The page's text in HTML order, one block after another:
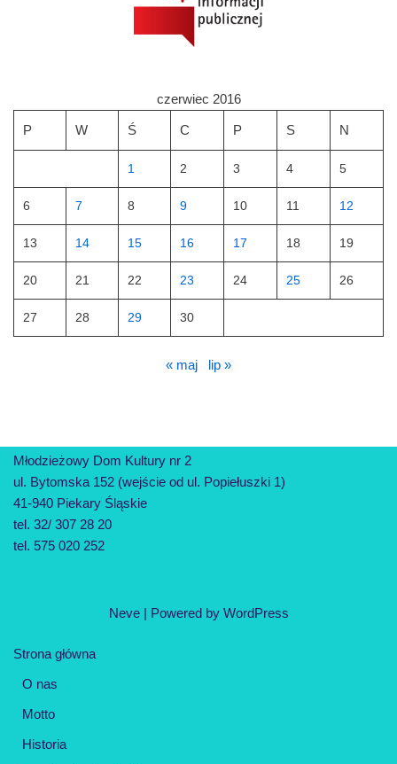
czerwiec 2016
P W Ś C P S N
1 2 3 4 5
6 7 8 9 10 11 12
13 14 15 16 17 18 19
20 21 22 23 24 25 26
27 28 29 30
« maj lip »
Młodzieżowy Dom Kultury nr 2
ul. Bytomska 152 (wejście od ul. Popiełuszki 1)
41-940 Piekary Śląskie
tel. 32/ 307 28 20
tel. 575 020 252
Neve| Powered by WordPress
Strona główna
O nas
Motto
Historia